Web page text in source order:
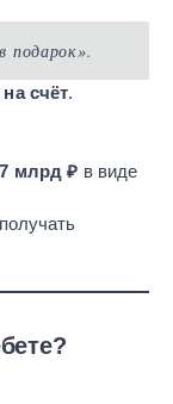
подарок».
счёт.
млрд ₽ в виде